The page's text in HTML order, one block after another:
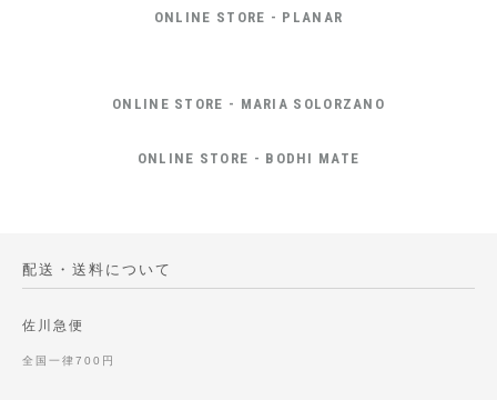
ONLINE STORE - PLANAR
ONLINE STORE - MARIA SOLORZANO
ONLINE STORE - BODHI MATE
配送・送料について
佐川急便
全国一律700円